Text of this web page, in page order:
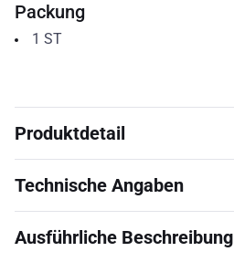
Packung
1 ST
Produktdetail
Technische Angaben
Ausführliche Beschreibung